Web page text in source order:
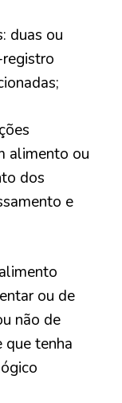
duas ou
alimento ou
dos
e
ou de
não de
que tenha